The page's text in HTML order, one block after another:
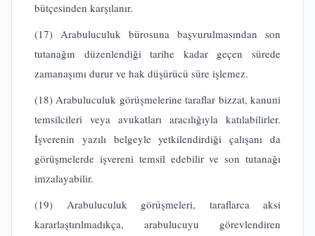
bütçesinden karşılanır.
(17) Arabuluculuk bürosuna başvurulmasından son
tutanağın düzenlendiği tarihe kadar geçen sürede
zamanaşımı durur ve hak düşürücü süre işlemez.
(18) Arabuluculuk görüşmelerine taraflar bizzat, kanuni
temsilcileri veya avukatları aracılığıyla katılabilirler.
İşverenin yazılı belgeyle yetkilendirdiği çalışanı da
görüşmelerde işvereni temsil edebilir ve son tutanağı
imzalayabilir.
(19) Arabuluculuk görüşmeleri, taraflarca aksi
kararlaştırılmadıkça, arabulucuyu görevlendiren